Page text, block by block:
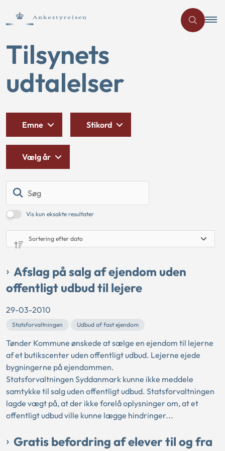
Tilsynets
udtalelser
Vis kun eksakte resultater
Emne Stikord
Vælg år
Afslag på salg af ejendom uden
offentligt udbud til lejere
29-03-2010
Statsforvaltningen Udbud af fast ejendom
Tønder Kommune ønskede at sælge en ejendom til lejerne
af et butikscenter uden offentligt udbud. Lejerne ejede
bygningerne på ejendommen.
Statsforvaltningen Syddanmark kunne ikke meddele
samtykke til salg uden offentligt udbud. Statsforvaltningen
lagde vægt på, at der ikke forelå oplysninger om, at et
offentligt udbud ville kunne lægge hindringer...
Gratis befordring af elever til og fra